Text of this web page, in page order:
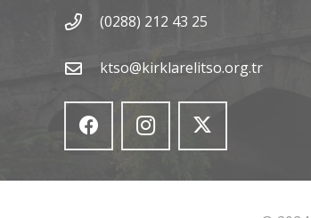
(0288) 212 43 25
ktso@kirklarelitso.org.tr